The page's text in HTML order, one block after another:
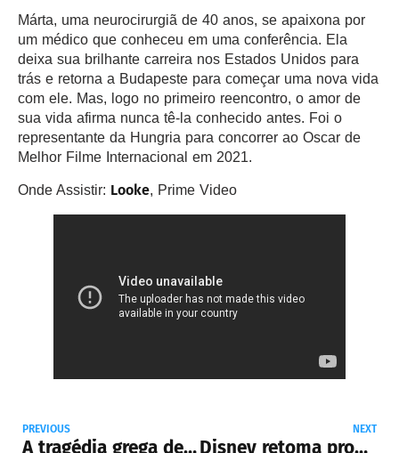
Márta, uma neurocirurgiã de 40 anos, se apaixona por
um médico que conheceu em uma conferência. Ela
deixa sua brilhante carreira nos Estados Unidos para
trás e retorna a Budapeste para começar uma nova vida
com ele. Mas, logo no primeiro reencontro, o amor de
sua vida afirma nunca tê-la conhecido antes. Foi o
representante da Hungria para concorrer ao Oscar de
Melhor Filme Internacional em 2021.
Onde Assistir: Looke, Prime Video
PREVIOUS
A tragédia grega de Incêndios
NEXT
Disney retoma produção do live-action de Enrolados